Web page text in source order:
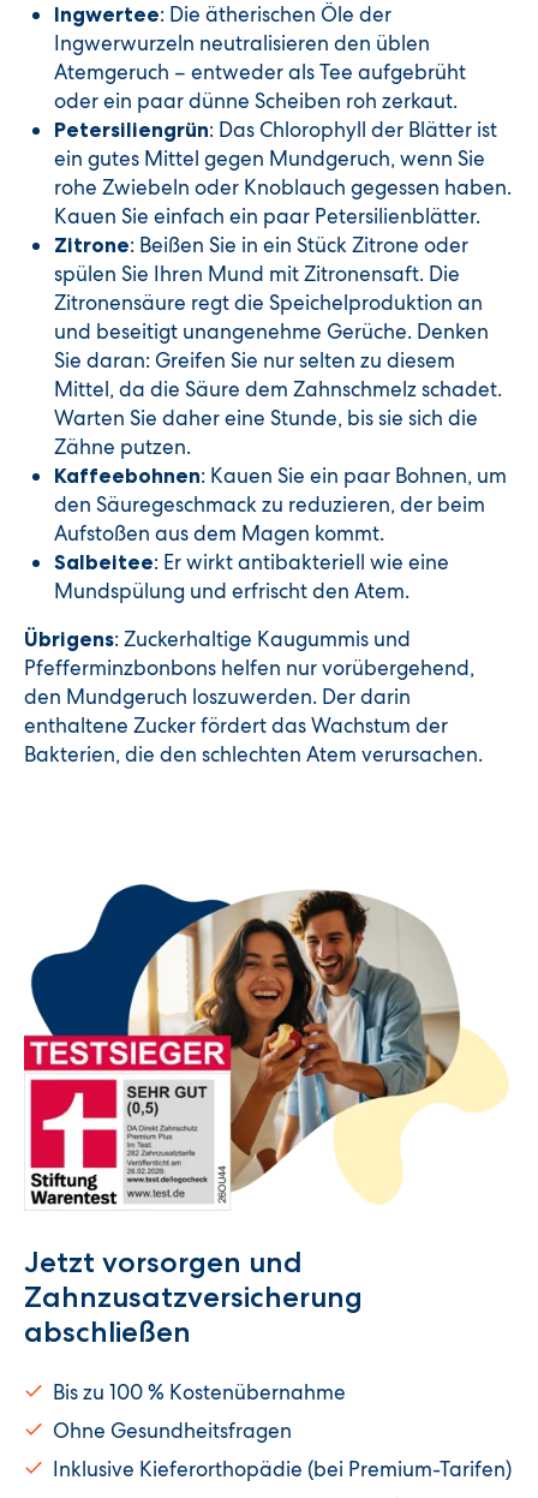
Ingwertee: Die ätherischen Öle der
Ingwerwurzeln neutralisieren den üblen
Atemgeruch – entweder als Tee aufgebrüht
oder ein paar dünne Scheiben roh zerkaut.
Petersiliengrün: Das Chlorophyll der Blätter ist
ein gutes Mittel gegen Mundgeruch, wenn Sie
rohe Zwiebeln oder Knoblauch gegessen haben.
Kauen Sie einfach ein paar Petersilienblätter.
Zitrone: Beißen Sie in ein Stück Zitrone oder
spülen Sie Ihren Mund mit Zitronensaft. Die
Zitronensäure regt die Speichelproduktion an
und beseitigt unangenehme Gerüche. Denken
Sie daran: Greifen Sie nur selten zu diesem
Mittel, da die Säure dem Zahnschmelz schadet.
Warten Sie daher eine Stunde, bis sie sich die
Zähne putzen.
Kaffeebohnen: Kauen Sie ein paar Bohnen, um
den Säuregeschmack zu reduzieren, der beim
Aufstoßen aus dem Magen kommt.
Salbeitee: Er wirkt antibakteriell wie eine
Mundspülung und erfrischt den Atem.
Übrigens: Zuckerhaltige Kaugummis und
Pfefferminzbonbons helfen nur vorübergehend,
den Mundgeruch loszuwerden. Der darin
enthaltene Zucker fördert das Wachstum der
Bakterien, die den schlechten Atem verursachen.
Jetzt vorsorgen und
Zahnzusatzversicherung
abschließen
Bis zu 100 % Kostenübernahme
Ohne Gesundheitsfragen
Inklusive Kieferorthopädie (bei Premium-Tarifen)